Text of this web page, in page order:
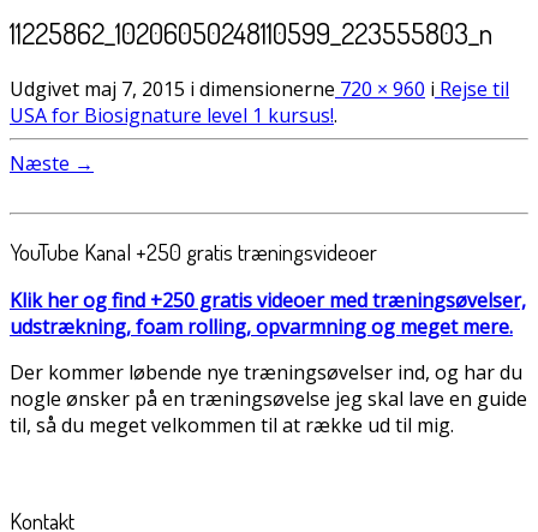
11225862_10206050248110599_223555803_n
Udgivet maj 7, 2015 i dimensionerne 720 × 960 i Rejse til
USA for Biosignature level 1 kursus!.
Næste →
YouTube Kanal +250 gratis træningsvideoer
Klik her og find +250 gratis videoer med træningsøvelser,
udstrækning, foam rolling, opvarmning og meget mere.
Der kommer løbende nye træningsøvelser ind, og har du
nogle ønsker på en træningsøvelse jeg skal lave en guide
til, så du meget velkommen til at række ud til mig.
Kontakt